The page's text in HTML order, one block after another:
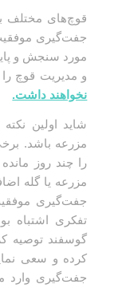
قوچ‌های مختلف
جفت‌گیری
مورد سنجش و
و مدیریت قوچ را
نخواهند داشت.
شاید اولین
مزرعه باشد.
را چند روز مانده
مزرعه یا گله
جفت‌گیری
تفکری اشتباه
گوسفند توصیه
کرده و سعی
جفت‌گیری وارد